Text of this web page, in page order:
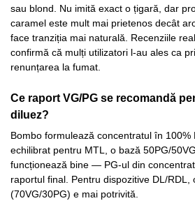
sau blond. Nu imită exact o țigară, dar
caramel este mult mai prietenos decât
face tranziția mai naturală. Recenziile
confirmă că mulți utilizatori l-au ales ca
renunțarea la fumat.
Ce raport VG/PG se recomandă
diluez?
Bombo formulează concentratul în 100%
echilibrat pentru MTL, o bază 50PG/
funcționează bine — PG-ul din
raportul final. Pentru dispozitive DL/RDL,
(70VG/30PG) e mai potrivită.